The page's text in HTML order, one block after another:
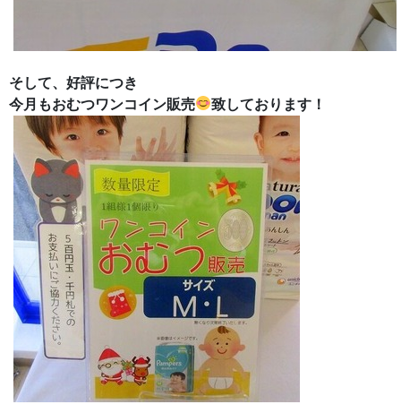
そして、好評につき
今月もおむつワンコイン販売
致しております！